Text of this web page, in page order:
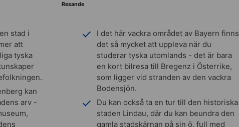
stad i
att
tyska
kan
arv -
Resande
I det här vackra området av Bayern finns
det så mycket att uppleva när du
studerar tyska utomlands - det är bara
en kort bilresa till Bregenz i Österrike,
som ligger vid stranden av den vackra
Bodensjön.
Du kan också ta en tur till den historiska
staden Lindau, där du kan beundra den
gamla stadskärnan på sin ö, full med